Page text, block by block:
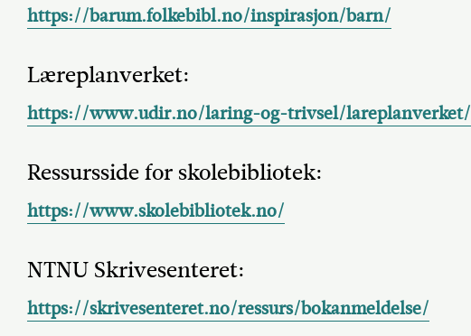
https://barum.folkebibl.no/inspirasjon/barn/
Læreplanverket:
https://www.udir.no/laring-og-trivsel/lareplanverket/
Ressursside for skolebibliotek:
https://www.skolebibliotek.no/
NTNU Skrivesenteret:
https://skrivesenteret.no/ressurs/bokanmeldelse/